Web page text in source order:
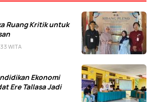
Ruang Kritik untuk
WITA
Ekonomi
Ere Tallasa Jadi